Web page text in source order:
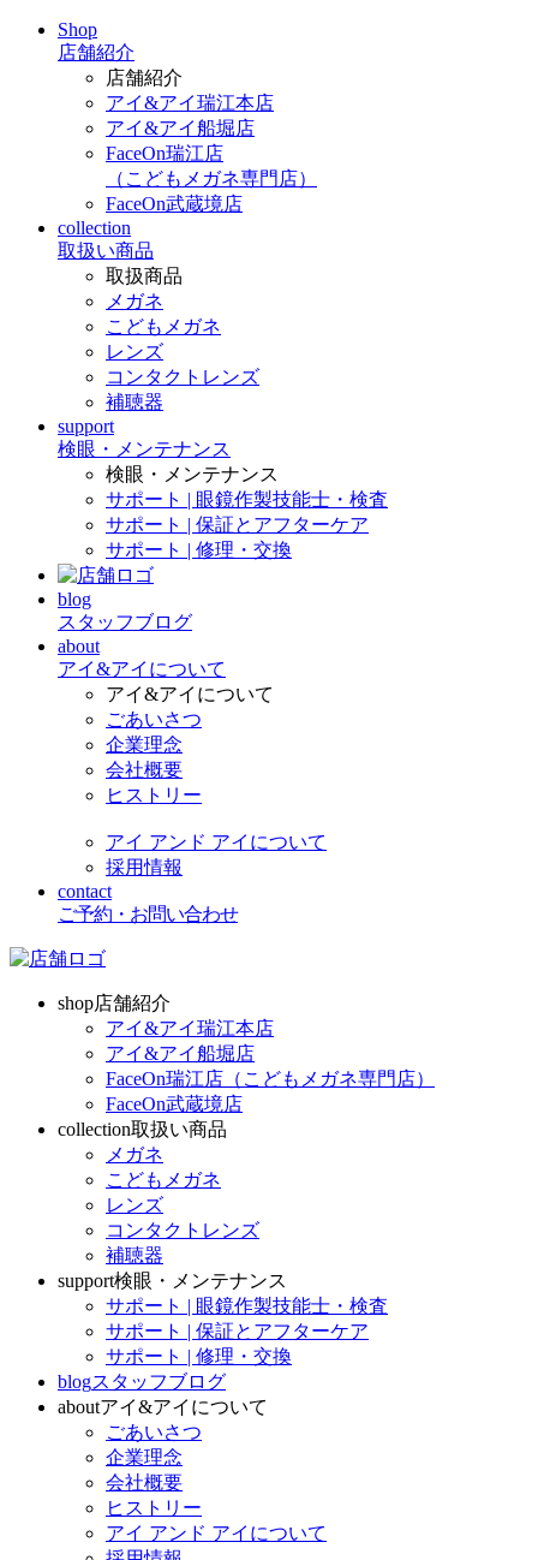
Shop
店舗紹介
店舗紹介
アイ&アイ瑞江本店
アイ&アイ船堀店
FaceOn瑞江店
（こどもメガネ専門店）
FaceOn武蔵境店
collection
取扱い商品
取扱商品
メガネ
こどもメガネ
レンズ
コンタクトレンズ
補聴器
support
検眼・メンテナンス
検眼・メンテナンス
サポート | 眼鏡作製技能士・検査
サポート | 保証とアフターケア
サポート | 修理・交換
blog
スタッフブログ
about
アイ&アイについて
アイ&アイについて
ごあいさつ
企業理念
会社概要
ヒストリー
アイ アンド アイについて
採用情報
contact
ご予約・お問い合わせ
shop店舗紹介
アイ&アイ瑞江本店
アイ&アイ船堀店
FaceOn瑞江店（こどもメガネ専門店）
FaceOn武蔵境店
collection取扱い商品
メガネ
こどもメガネ
レンズ
コンタクトレンズ
補聴器
support検眼・メンテナンス
サポート | 眼鏡作製技能士・検査
サポート | 保証とアフターケア
サポート | 修理・交換
blogスタッフブログ
aboutアイ&アイについて
ごあいさつ
企業理念
会社概要
ヒストリー
アイ アンド アイについて